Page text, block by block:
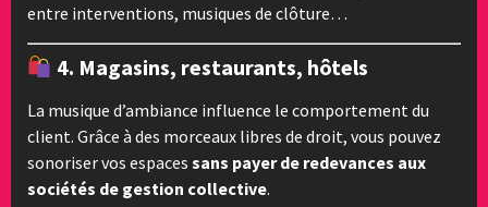
entre interventions, musiques de clôture…
4. Magasins, restaurants, hôtels
La musique d’ambiance influence le comportement du
client. Grâce à des morceaux libres de droit, vous pouvez
sonoriser vos espaces sans payer de redevances aux
sociétés de gestion collective.